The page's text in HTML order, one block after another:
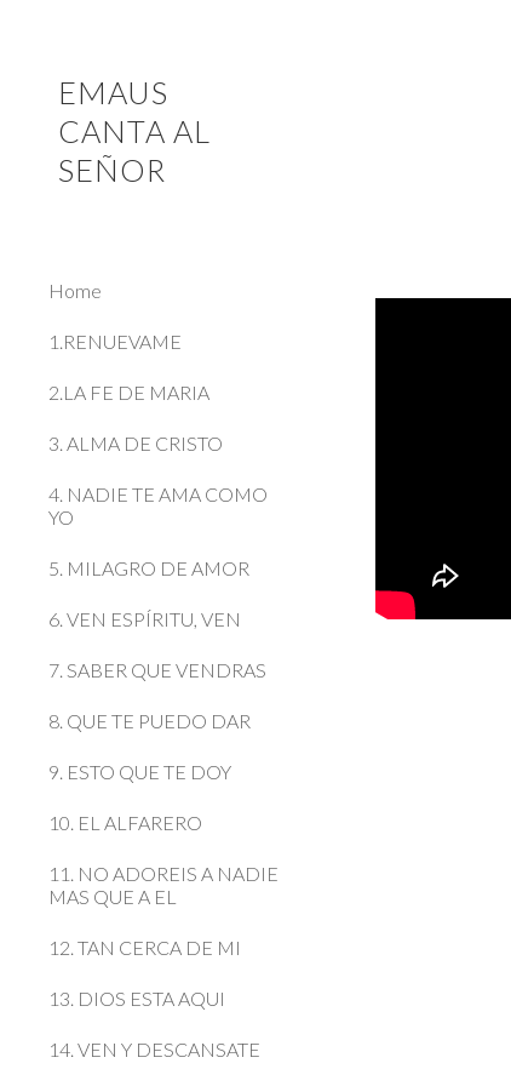
EMAUS
CANTA AL
SEÑOR
Home
1.RENUEVAME
2.LA FE DE MARIA
3. ALMA DE CRISTO
4. NADIE TE AMA COMO
YO
5. MILAGRO DE AMOR
6. VEN ESPÍRITU, VEN
7. SABER QUE VENDRAS
8. QUE TE PUEDO DAR
9. ESTO QUE TE DOY
10. EL ALFARERO
11. NO ADOREIS A NADIE
MAS QUE A EL
12. TAN CERCA DE MI
13. DIOS ESTA AQUI
14. VEN Y DESCANSATE